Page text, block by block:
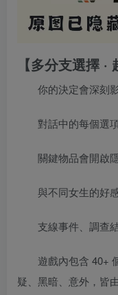
【多分支選擇 ·
你的決定會深刻
對話中的每個選
關鍵物品會開啟
與不同女生的好
支線事件、調查
遊戲內包含 40+
疑、黑暗、意外，皆